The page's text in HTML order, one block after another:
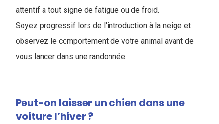
attentif à tout signe de fatigue ou de froid.
Soyez progressif lors de l'introduction à la neige et
observez le comportement de votre animal avant de
vous lancer dans une randonnée.
Peut-on laisser un chien dans une
voiture l’hiver ?